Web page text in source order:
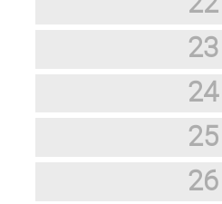
23
24
25
26